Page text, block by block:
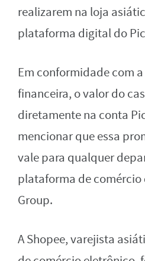
realizarem na loja
plataforma digital do
Em conformidade com
financeira, o valor do
diretamente na conta
mencionar que essa
vale para qualquer
plataforma de comércio
Group.
A Shopee, varejista